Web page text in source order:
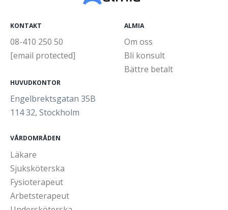
KONTAKT
08-410 250 50
[email protected]
HUVUDKONTOR
Engelbrektsgatan 35B
114 32, Stockholm
ALMIA
Om oss
Bli konsult
Bättre betalt
VÅRDOMRÅDEN
Läkare
Sjuksköterska
Fysioterapeut
Arbetsterapeut